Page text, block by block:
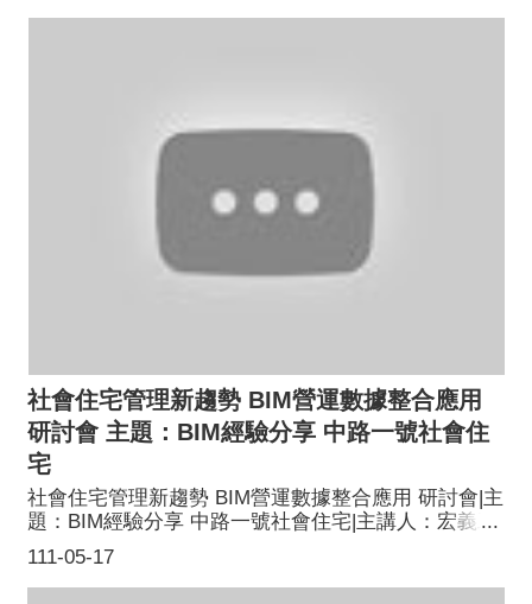
社會住宅管理新趨勢 BIM營運數據整合應用
研討會 主題：BIM經驗分享 中路一號社會住
宅
111-05-17
社會住宅管理新趨勢 BIM營運數據整合應用 研討會|主
題：BIM經驗分享 中路一號社會住宅|主講人：宏義工
程股份有限公司 王祥蓁經理